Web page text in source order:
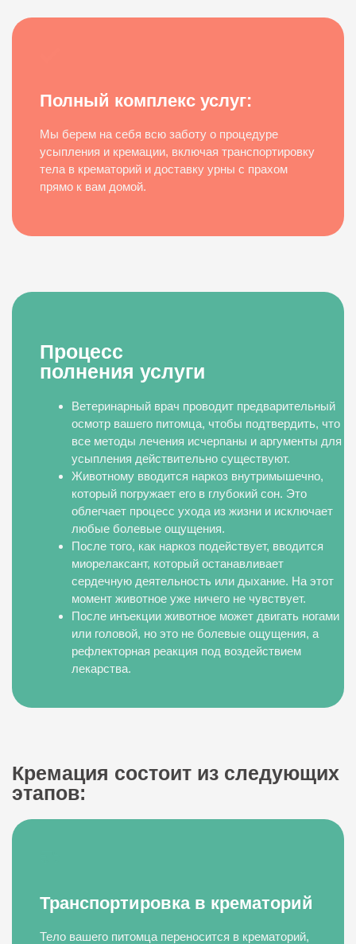
Полный комплекс услуг:
Мы берем на себя всю заботу о процедуре
усыпления и кремации, включая транспортировку
тела в крематорий и доставку урны с прахом
прямо к вам домой.
Процесс
полнения услуги
Ветеринарный врач проводит предварительный
осмотр вашего питомца, чтобы подтвердить, что
все методы лечения исчерпаны и аргументы для
усыпления действительно существуют.
Животному вводится наркоз внутримышечно,
который погружает его в глубокий сон. Это
облегчает процесс ухода из жизни и исключает
любые болевые ощущения.
После того, как наркоз подействует, вводится
миорелаксант, который останавливает
сердечную деятельность или дыхание. На этот
момент животное уже ничего не чувствует.
После инъекции животное может двигать ногами
или головой, но это не болевые ощущения, а
рефлекторная реакция под воздействием
лекарства.
Кремация состоит из следующих
этапов:
Транспортировка в крематорий
Тело вашего питомца переносится в крематорий,